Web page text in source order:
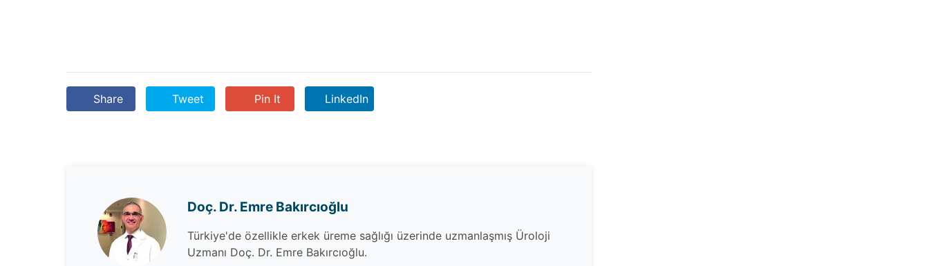
Share Tweet Pin It LinkedIn
Doç. Dr. Emre Bakırcıoğlu
Türkiye'de özellikle erkek üreme sağlığı üzerinde uzmanlaşmış Üroloji
Uzmanı Doç. Dr. Emre Bakırcıoğlu.